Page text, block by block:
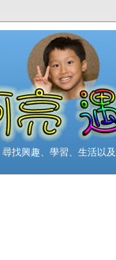
尋找興趣、學習、生活以